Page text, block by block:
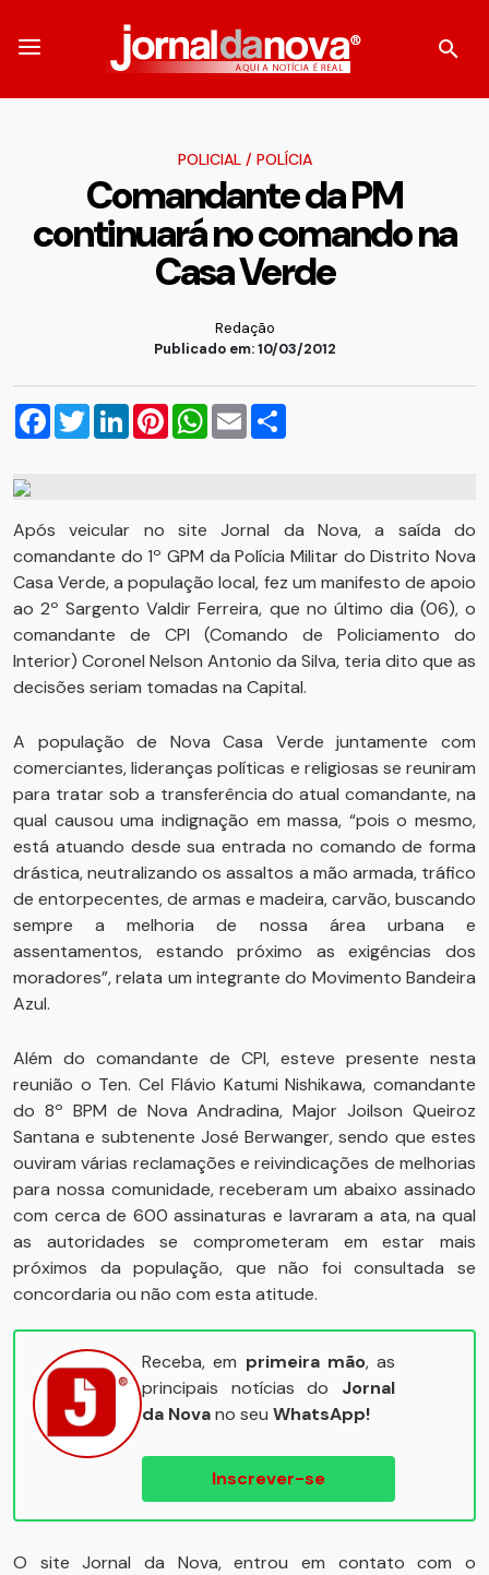
POLICIAL/ POLÍCIA
Comandante da PM
continuará no comando na
Casa Verde
Redação
Publicado em: 10/03/2012
Facebook
TwitterLinkedInPinterestWhatsApp
Email
Após veicular no site Jornal da Nova, a saída do
comandante do 1º GPM da Polícia Militar do Distrito Nova
Casa Verde, a população local, fez um manifesto de apoio
ao 2º Sargento Valdir Ferreira, que no último dia (06), o
comandante de CPI (Comando de Policiamento do
Interior) Coronel Nelson Antonio da Silva, teria dito que as
decisões seriam tomadas na Capital.
A população de Nova Casa Verde juntamente com
comerciantes, lideranças políticas e religiosas se reuniram
para tratar sob a transferência do atual comandante, na
qual causou uma indignação em massa, “pois o mesmo,
está atuando desde sua entrada no comando de forma
drástica, neutralizando os assaltos a mão armada, tráfico
de entorpecentes, de armas e madeira, carvão, buscando
sempre a melhoria de nossa área urbana e
assentamentos, estando próximo as exigências dos
moradores”, relata um integrante do Movimento Bandeira
Azul.
Além do comandante de CPI, esteve presente nesta
reunião o Ten. Cel Flávio Katumi Nishikawa, comandante
do 8º BPM de Nova Andradina, Major Joilson Queiroz
Santana e subtenente José Berwanger, sendo que estes
ouviram várias reclamações e reivindicações de melhorias
para nossa comunidade, receberam um abaixo assinado
com cerca de 600 assinaturas e lavraram a ata, na qual
as autoridades se comprometeram em estar mais
próximos da população, que não foi consultada se
concordaria ou não com esta atitude.
Receba, em primeira mão, as
principais notícias do Jornal
da Novano seu WhatsApp!
Inscrever-se
O site Jornal da Nova, entrou em contato com o